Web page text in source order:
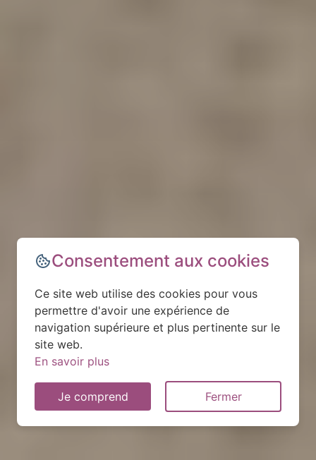
Consentement aux cookies
Ce site web utilise des cookies pour vous
permettre d'avoir une expérience de
navigation supérieure et plus pertinente sur le
site web.
En savoir plus
Je comprend Fermer